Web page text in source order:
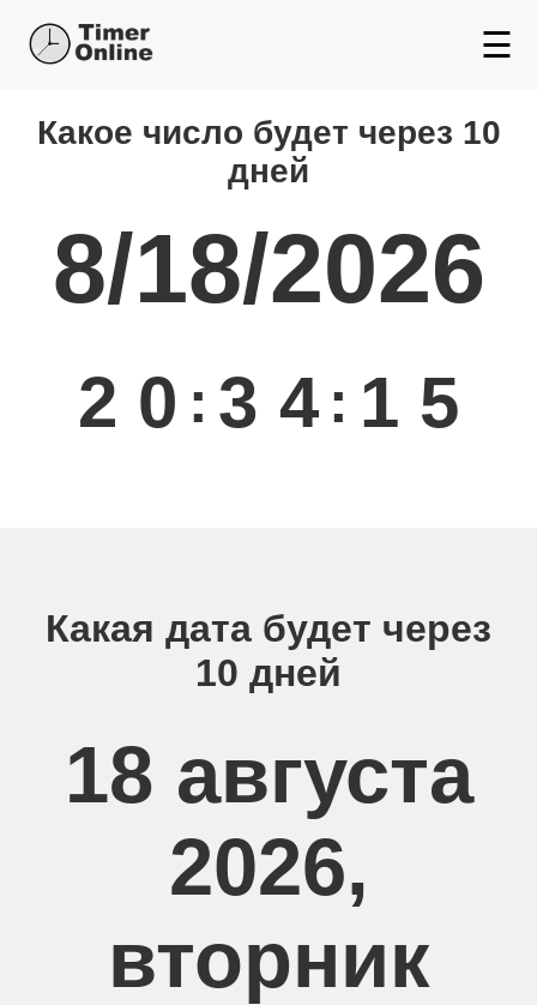
☰
Какой день будет через
Какое число будет через 10
дней
8/18/2026
2 0 : 3 4 : 1 5
Какая дата будет через
10 дней
18 августа
2026,
вторник